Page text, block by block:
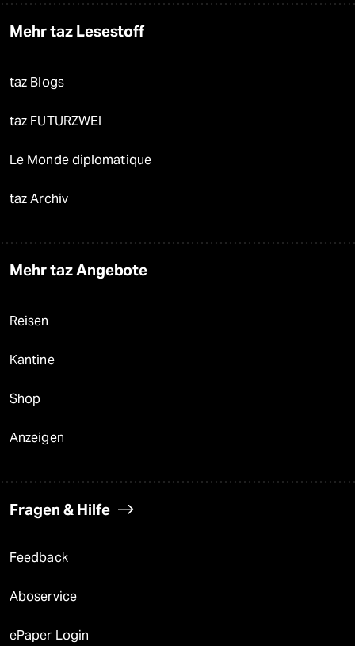
Mehr taz Lesestoff
taz Blogs
taz FUTURZWEI
Le Monde diplomatique
taz Archiv
Mehr taz Angebote
Reisen
Kantine
Shop
Anzeigen
Fragen & Hilfe
Feedback
Aboservice
ePaper Login